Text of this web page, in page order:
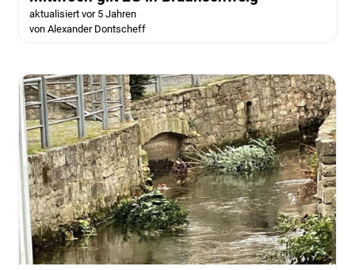
aktualisiert vor 5 Jahren
von Alexander Dontscheff